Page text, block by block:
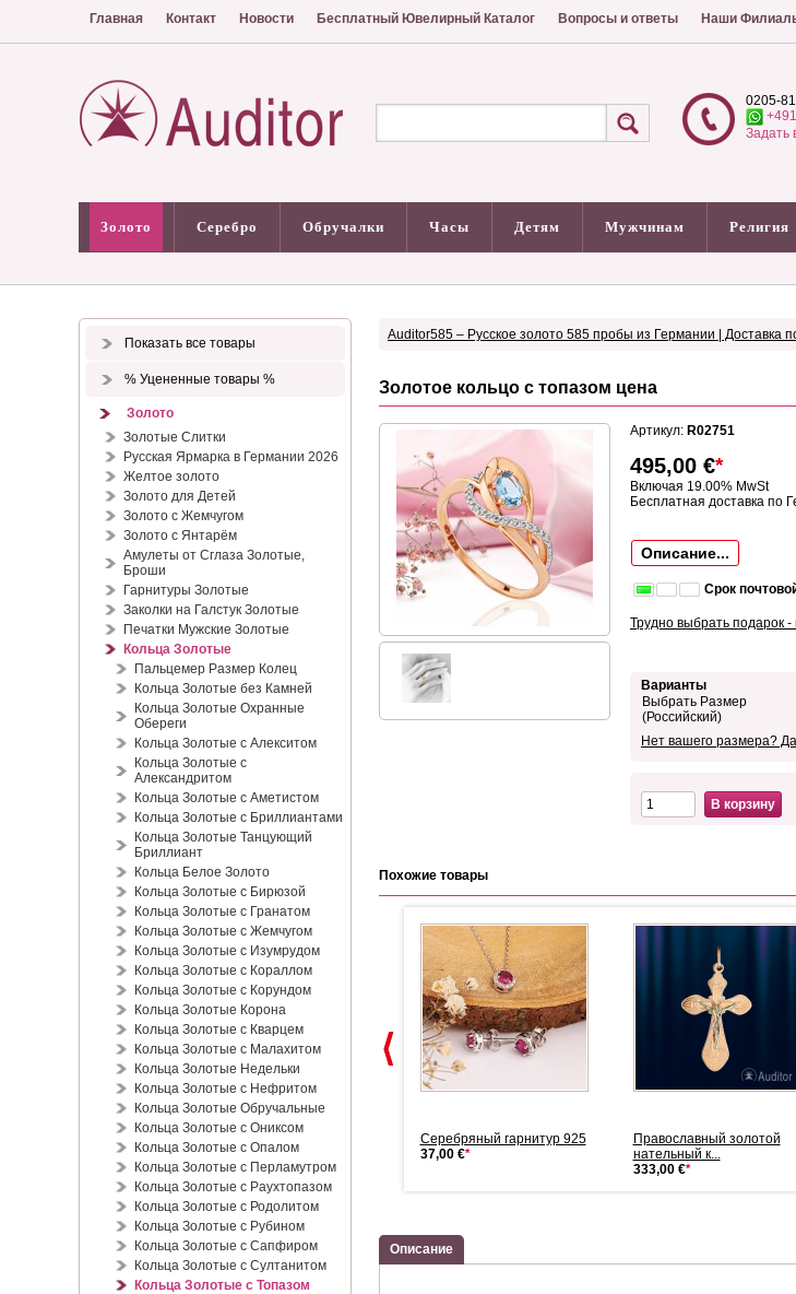
Главная Контакт Новости Бесплатный Ювелирный Каталог Вопросы и ответы Наши
0205-
Задать
Золото Серебро Обручалки Часы Детям Мужчинам Религия
Показать все товары
% Уцененные товары %
Золото
Золотые Слитки
Русская Ярмарка в Германии 2026
Желтое золото
Золото для Детей
Золото с Жемчугом
Золото с Янтарём
Амулеты от Сглаза Золотые,
Броши
Гарнитуры Золотые
Заколки на Галстук Золотые
Печатки Мужские Золотые
Кольца Золотые
Пальцемер Размер Колец
Кольца Золотые без Камней
Кольца Золотые Охранные
Обереги
Кольца Золотые с Алекситом
Кольца Золотые с
Александритом
Кольца Золотые с Аметистом
Кольца Золотые с Бриллиантами
Кольца Золотые Танцующий
Бриллиант
Кольца Белое Золото
Кольца Золотые с Бирюзой
Кольца Золотые с Гранатом
Кольца Золотые с Жемчугом
Кольца Золотые с Изумрудом
Кольца Золотые с Кораллом
Кольца Золотые с Корундом
Кольца Золотые Корона
Кольца Золотые с Кварцем
Кольца Золотые с Малахитом
Кольца Золотые Недельки
Кольца Золотые с Нефритом
Кольца Золотые Обручальные
Кольца Золотые с Ониксом
Кольца Золотые с Опалом
Кольца Золотые с Перламутром
Кольца Золотые с Раухтопазом
Кольца Золотые с Родолитом
Кольца Золотые с Рубином
Кольца Золотые с Сапфиром
Кольца Золотые с Султанитом
Кольца Золотые с Топазом
Auditor585 – Русское золото 585 пробы из Германии | Доставка
Золотое кольцо с топазом цена
Артикул: R02751
495,00 €*
Включая 19.00% MwSt
Бесплатная доставка по
Описание...
Срок
Трудно выбрать подарок
Варианты
Выбрать Размер
(Российский)
Нет вашего размера?
В корзину
Похожие товары
бриллиант
Танцующий бриллиант
Золотое коль...
599,00 €*
Серебряный гарнитур 925
37,00 €*
Православный золотой
нательный к...
333,00 €*
Описание